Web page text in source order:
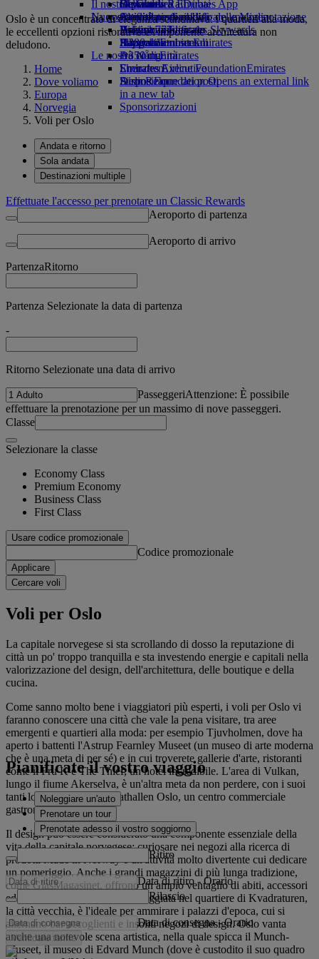
tab
Bevande
La nostra flotta
Boeing 777
A380 di Emirates
A350 di Emirates
Emirates Executive
Disposizione dei posti
Giocattoli
Attività per bambini
Il nostro pianeta
Attività sostenibili
Politica ambientale
Rapporti ambientali
Le nostre comunità
Emirates Airline FoundationEmirates
Airline Foundation Opens an external link
in a new tab
Sponsorizzazioni
Da Ginevra a Dubai
Nuove destinazioni
Helsinki
Hangzhou
Đà Nẵng
Shenzhen
Siem Reap
Skywards Rail
Strumento di calcolo delle Miglia
Accesso a Emirates Skywards
Skywards+
Cellulare ed Emirates App
Cancellare o modificare una prenotazione
Viaggio modificato
Informazioni su Emirates
Oslo è un concentrato di eleganza scandinava: i quartieri alla moda,
le eccellenti opzioni ristorative e l'imponente architettura non
deludono.
Home
Dove voliamo
Europa
Norvegia
Voli per Oslo
Andata e ritorno
Sola andata
Destinazioni multiple
Effettuate l'accesso per prenotare un Classic Rewards
Aeroporto di partenza
Aeroporto di arrivo
PartenzaRitorno
Partenza Selezionate la data di partenza
-
Ritorno Selezionate una data di arrivo
PasseggeriAttenzione: È possibile
effettuare la prenotazione per un massimo di nove passeggeri.
Classe
Selezionare la classe
Economy Class
Premium Economy
Business Class
First Class
Usare codice promozionale
Codice promozionale
Applicare
Cercare voli
Voli per Oslo
La capitale norvegese si sta scrollando di dosso la reputazione di
città un po' troppo tranquilla e sta investendo energie e capitali nella
valorizzazione del design, dell'architettura, delle boutique e della
cucina.
Come sanno molto bene i viaggiatori più esperti, i voli per Oslo vi
faranno conoscere una città che vale la pena visitare, tra aree
emergenti e quartieri alla moda: per esempio Tjuvholmen, dove ha
aperto i battenti l'Astrup Fearnley Museet (un museo di arte moderna
che è una meta di per sé) e in cui troverete gallerie d'arte, ristoranti
come il Fru K e The Thief, un hotel incredibile. L'area di Vulkan,
lungo il fiume Akerselva, è un'altra meta da non perdere, con i suoi
tanti locali notturni e il Mathallen Oslo, un centro commerciale
gastronomico.
Il design può essere considerato una componente essenziale della
vita della capitale norvegese: curiosare nei negozi alla ricerca di
prodotti Made in Norway è un'attività molto divertente cui dedicare
un pomeriggio. Anche i grandi magazzini di più lunga tradizione,
come GlasMagasinet, offrono un ampio ventaglio di abiti, accessori
ed oggetti artigianali. Una passeggiata nel quartiere di Kvadraturen,
la città vecchia, è l'ideale per ammirare i palazzi d'epoca, cui si
alternano bar accoglienti e insoliti negozi di design. Oslo vanta
anche una notevole scena artistica, nella quale spicca il Munch-
Museet, il museo di Edvard Munch (dove è custodito il suo quadro
Pianificate il vostro viaggio
Noleggiare un'auto
Prenotare un tour
Prenotate adesso il vostro soggiorno
Ritiro
Data di ritiro - Orario
Rilascio
Data di consegna - Orario
Verificare tariffe